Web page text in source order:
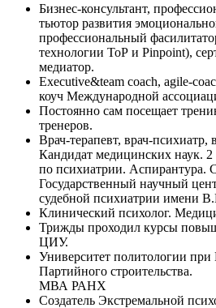
Бизнес-консультант,
тьютор развития
профессиональный
технологии ТоР и Pinpoint),
медиатор.
Executive&team coach, agile-
коуч Международной
Постоянно сам посещает
тренеров.
Врач-терапевт, врач-психиатр,
Кандидат медицинских
по психиатрии. Аспирантура.
Государственный научный
судебной психиатрии имени
Клинический психолог.
Трижды проходил курсы
ЦИУ.
Университет политологии
Партийного строительства.
МВА РАНХ
Создатель Экстремальной